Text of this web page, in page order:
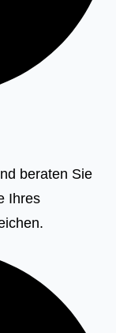
beraten Sie
Ihres